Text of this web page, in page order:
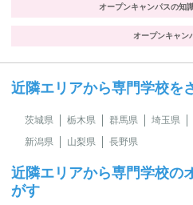
オープンキャンパスの知
オープンキャン
近隣エリアから専門学校を
茨城県 栃木県 群馬県 埼玉県
新潟県
山梨県 長野県
近隣エリアから専門学校の
がす